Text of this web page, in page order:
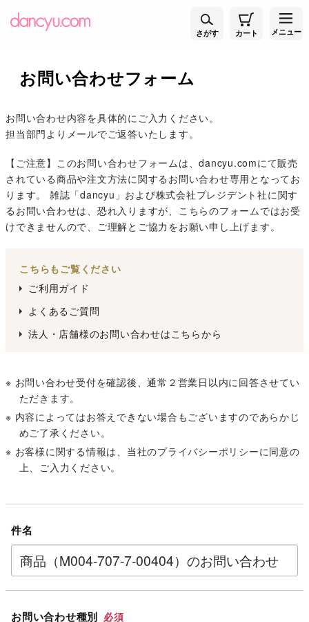
さがす カート メニュー
お問い合わせフォーム
お問い合わせ内容を具体的にご入力ください。
担当部門よりメールでご返答いたします。
【ご注意】このお問い合わせフォームは、dancyu.comにて販売
されている商品や注文方法に関するお問い合わせ専用となってお
ります。 雑誌「dancyu」および株式会社プレジデント社に関す
るお問い合わせは、恐れ入りますが、こちらのフォームではお受
けできませんので、ご理解とご協力をお願い申し上げます。
こちらもご覧ください
ご利用ガイド
よくあるご質問
法人・店舗様のお問い合わせはこちらから
※ お問い合わせ受付を確認後、通常２営業日以内に回答させてい
ただきます。
※ 内容によってはお答えできない場合もございますのであらかじ
めご了承ください。
※ お客様に関する情報は、当社のプライバシーポリシーに同意の
上、ご入力ください。
件名
お問い合わせ種別 必須